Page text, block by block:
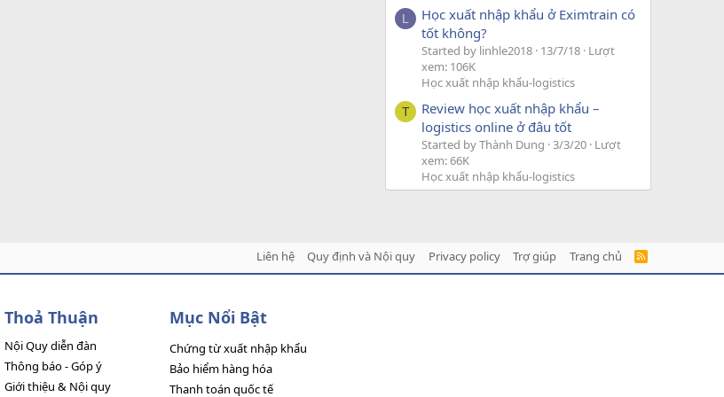
L
Học xuất nhập khẩu ở Eximtrain có
tốt không?
Started by linhle2018 13/7/18 Lượt
xem: 106K
Học xuất nhập khẩu-logistics
T
Review học xuất nhập khẩu –
logistics online ở đâu tốt
Started by Thành Dung 3/3/20 Lượt
xem: 66K
Học xuất nhập khẩu-logistics
Liên hệ Quy định và Nội quy Privacy policy Trợ giúp Trang chủ
R
Thoả Thuận
Nội Quy diễn đàn
Thông báo - Góp ý
Giới thiệu & Nội quy
Mục Nổi Bật
Chứng từ xuất nhập khẩu
Bảo hiểm hàng hóa
Thanh toán quốc tế